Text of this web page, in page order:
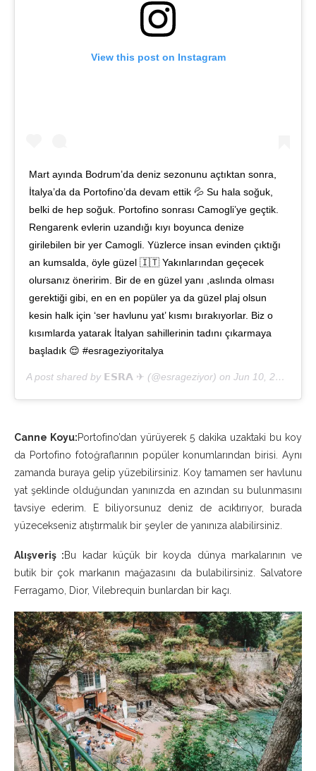
View this post on Instagram
Mart ayında Bodrum’da deniz sezonunu açtıktan sonra,
İtalya’da da Portofino’da devam ettik 💦 Su hala soğuk,
belki de hep soğuk. Portofino sonrası Camogli’ye geçtik.
Rengarenk evlerin uzandığı kıyı boyunca denize
girilebilen bir yer Camogli. Yüzlerce insan evinden çıktığı
an kumsalda, öyle güzel 🇮🇹 Yakınlarından geçecek
olursanız öneririm. Bir de en güzel yanı ,aslında olması
gerektiği gibi, en en en popüler ya da güzel plaj olsun
kesin halk için ‘ser havlunu yat’ kısmı bırakıyorlar. Biz o
kısımlarda yatarak İtalyan sahillerinin tadını çıkarmaya
başladık 😌 #esrageziyoritalya
A post shared by 𝗘𝗦𝗥𝗔 ✈ (@esrageziyor) on Jun 10, 2019 at 4:12am PDT
Canne Koyu:Portofino’dan yürüyerek 5 dakika uzaktaki bu koy
da Portofino fotoğraflarının popüler konumlarından birisi. Aynı
zamanda buraya gelip yüzebilirsiniz. Koy tamamen ser havlunu
yat şeklinde olduğundan yanınızda en azından su bulunmasını
tavsiye ederim. E biliyorsunuz deniz de acıktırıyor, burada
yüzecekseniz atıştırmalık bir şeyler de yanınıza alabilirsiniz.
Alışveriş :Bu kadar küçük bir koyda dünya markalarının ve
butik bir çok markanın mağazasını da bulabilirsiniz. Salvatore
Ferragamo, Dior, Vilebrequin bunlardan bir kaçı.